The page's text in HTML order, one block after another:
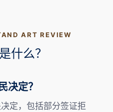
ART REVIEW
什么？
决定？
定，包括部分签证拒